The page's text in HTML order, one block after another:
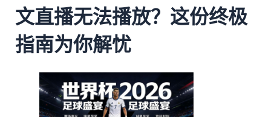
文直播无法播放？这份终极
指南为你解忧